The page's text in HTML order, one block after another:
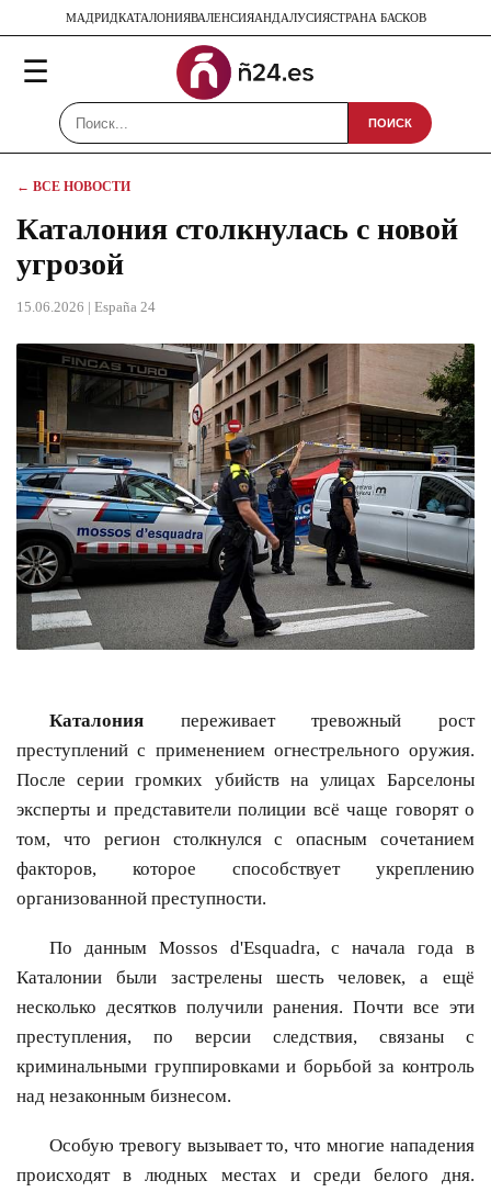
МАДРИДКАТАЛОНИЯВАЛЕНСИЯАНДАЛУСИЯСТРАНА БАСКОВ
☰
ПОИСК
← ВСЕ НОВОСТИ
Каталония столкнулась с новой
угрозой
15.06.2026 | España 24
Каталония переживает тревожный рост
преступлений с применением огнестрельного оружия.
После серии громких убийств на улицах Барселоны
эксперты и представители полиции всё чаще говорят о
том, что регион столкнулся с опасным сочетанием
факторов, которое способствует укреплению
организованной преступности.
По данным Mossos d'Esquadra, с начала года в
Каталонии были застрелены шесть человек, а ещё
несколько десятков получили ранения. Почти все эти
преступления, по версии следствия, связаны с
криминальными группировками и борьбой за контроль
над незаконным бизнесом.
Особую тревогу вызывает то, что многие нападения
происходят в людных местах и среди белого дня.